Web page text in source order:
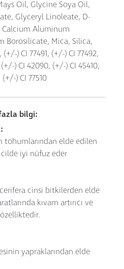
Oil, Glycine Soya Oil,
Glyceryl Linoleate, D-
Calcium Aluminum
Borosilicate, Mica, Silica,
) CI 77491, (+/-) CI 77492,
) CI 42090, (+/-) CI 45410,
) CI 77510
bilgi:
tohumlarından elde edilen
iyi nüfuz eder
cinsi bitkilerden elde
kıvam artırıcı ve
yapraklarından elde